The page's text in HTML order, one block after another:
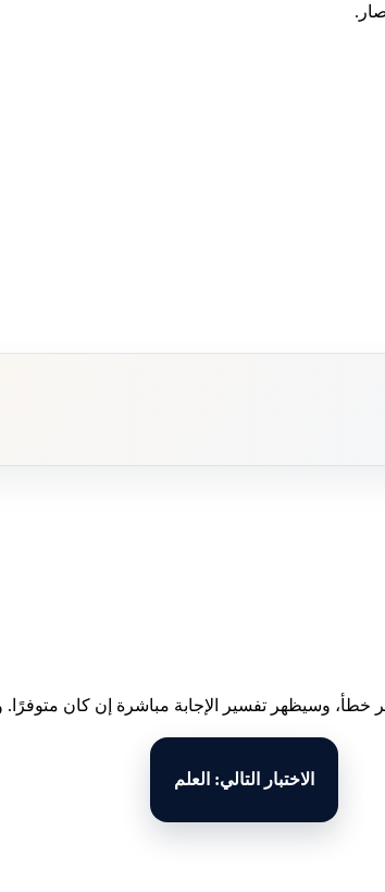
وسيظهر تفسير الإجابة مباشرة إن كان متوفرًا.
الاختبار التالي: العلم